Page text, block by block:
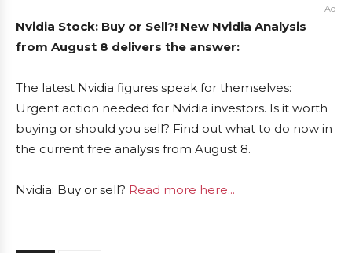
Ad
Nvidia Stock: Buy or Sell?! New Nvidia Analysis
from August 8 delivers the answer:
The latest Nvidia figures speak for themselves:
Urgent action needed for Nvidia investors. Is it worth
buying or should you sell? Find out what to do now in
the current free analysis from August 8.
Nvidia: Buy or sell? Read more here...